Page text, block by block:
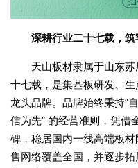
深耕行业二十七载，
天山板材隶属于山东
十七载，是集基板研发、
龙头品牌。品牌始终秉持“
信为先” 的经营准则，凭借
碑，稳居国内一线高端板
售网络覆盖全国，并逐步